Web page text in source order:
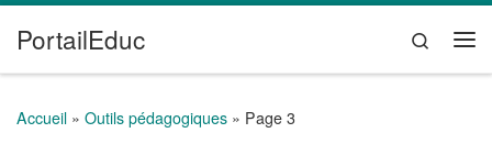
Passer au contenu
PortailEduc
Search
Accueil » Outils pédagogiques » Page 3